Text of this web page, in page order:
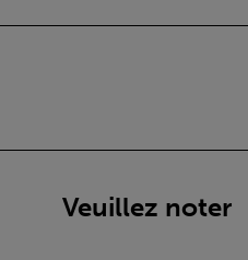
Veuillez noter